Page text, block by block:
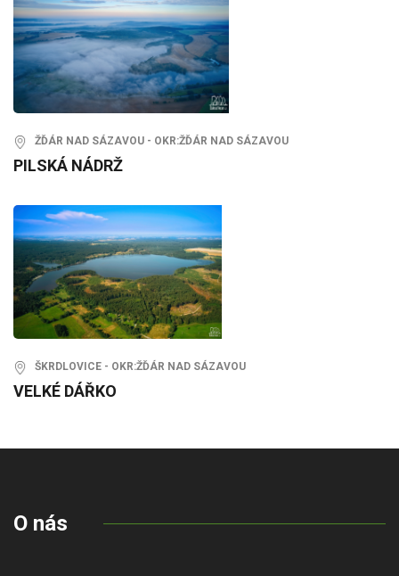
ŽĎÁR NAD SÁZAVOU - OKR:ŽĎÁR NAD SÁZAVOU
PILSKÁ NÁDRŽ
ŠKRDLOVICE - OKR:ŽĎÁR NAD SÁZAVOU
VELKÉ DÁŘKO
O nás